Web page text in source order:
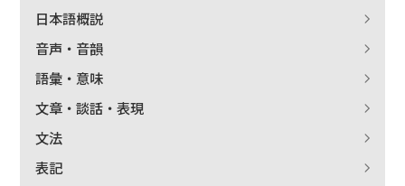
日本語概説
音声・音韻
語彙・意味
文章・談話・表現
文法
表記